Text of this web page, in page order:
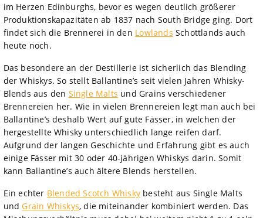
im Herzen Edinburghs, bevor es wegen deutlich größerer
Produktionskapazitäten ab 1837 nach South Bridge ging. Dort
findet sich die Brennerei in den Lowlands Schottlands auch
heute noch.
Das besondere an der Destillerie ist sicherlich das Blending
der Whiskys. So stellt Ballantine’s seit vielen Jahren Whisky-
Blends aus den Single Malts und Grains verschiedener
Brennereien her. Wie in vielen Brennereien legt man auch bei
Ballantine’s deshalb Wert auf gute Fässer, in welchen der
hergestellte Whisky unterschiedlich lange reifen darf.
Aufgrund der langen Geschichte und Erfahrung gibt es auch
einige Fässer mit 30 oder 40-jährigen Whiskys darin. Somit
kann Ballantine’s auch ältere Blends herstellen.
Ein echter Blended Scotch Whiskybesteht aus Single Malts
undGrain Whiskys, die miteinander kombiniert werden. Das